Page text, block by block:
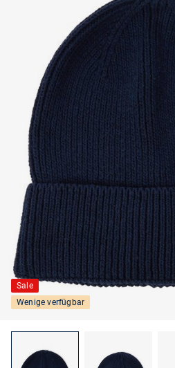
Sale
Wenige verfügbar